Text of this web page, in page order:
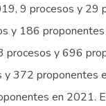
9 procesos y 29
y 186
procesos y 696
y 372 proponentes
en 2021.